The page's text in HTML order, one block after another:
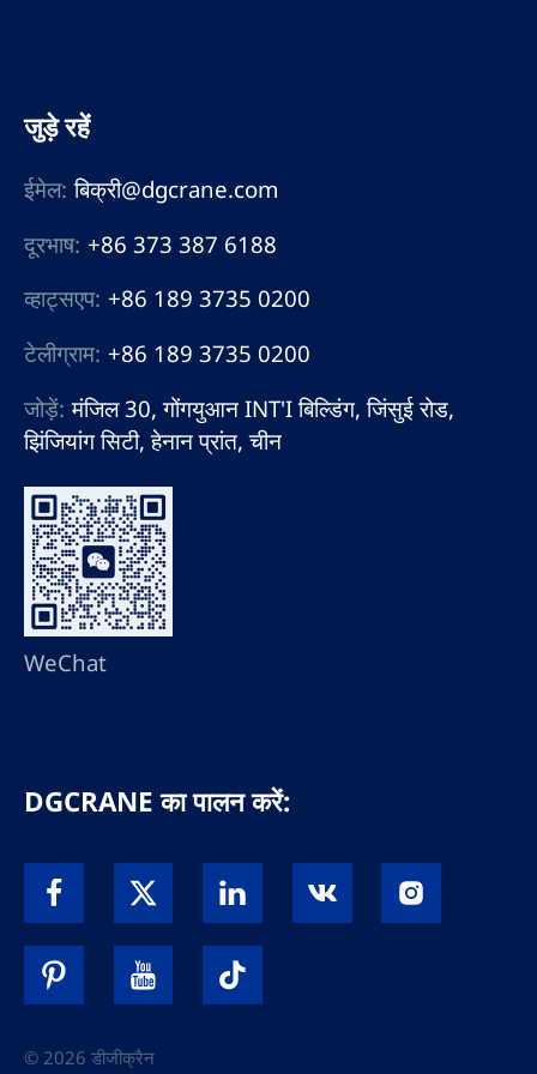
जुड़े रहें
ईमेल: बिक्री@dgcrane.com
दूरभाष: +86 373 387 6188
व्हाट्सएप: +86 189 3735 0200
टेलीग्राम: +86 189 3735 0200
जोड़ें: मंजिल 30, गोंगयुआन INT'I बिल्डिंग, जिंसुई रोड,
झिंजियांग सिटी, हेनान प्रांत, चीन
WeChat
DGCRANE का पालन करें:
© 2026 डीजीक्रैन